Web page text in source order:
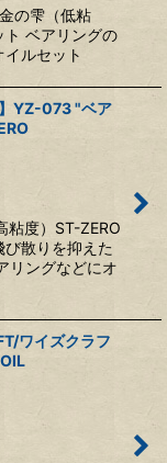
の雫（低粘
ベアリングの
ルセット
】YZ-073 "ベア
度）ST-ZERO
散りを抑えた
ングなどにオ
ワイズクラフ